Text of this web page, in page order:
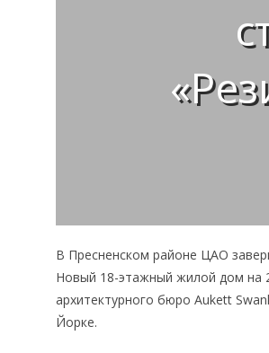
В Пресненском районе ЦАО
Новый 18-этажный жилой дом на
архитектурного бюро Aukett
Йорке.